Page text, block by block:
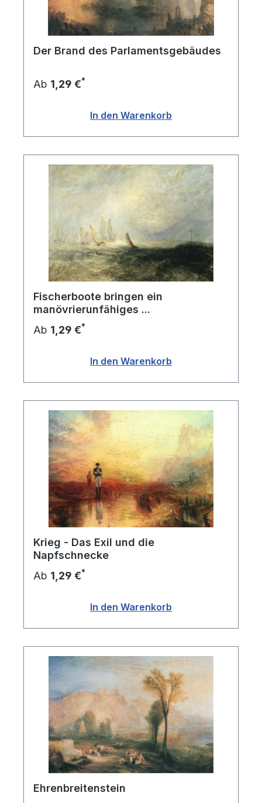
Der Brand des Parlamentsgebäudes
Ab 1,29 €*
In den Warenkorb
Fischerboote bringen ein
manövrierunfähiges ...
Ab 1,29 €*
In den Warenkorb
Krieg - Das Exil und die
Napfschnecke
Ab 1,29 €*
In den Warenkorb
Ehrenbreitenstein